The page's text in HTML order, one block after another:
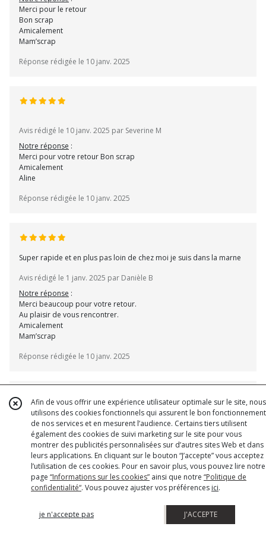
Merci pour le retour
Bon scrap
Amicalement
Mam’scrap
Réponse rédigée le 10 janv. 2025
Avis rédigé le 10 janv. 2025 par Severine M
Notre réponse :
Merci pour votre retour Bon scrap
Amicalement
Aline
Réponse rédigée le 10 janv. 2025
Super rapide et en plus pas loin de chez moi je suis dans la marne
Avis rédigé le 1 janv. 2025 par Danièle B
Notre réponse :
Merci beaucoup pour votre retour.
Au plaisir de vous rencontrer.
Amicalement
Mam’scrap
Réponse rédigée le 10 janv. 2025
Commande parfaite. C'était ma 1ere sur ce site
Produits bien emballés. Rien à redire.
Avis rédigé le 31 déc. 2024 par Véronique L
Notre réponse
:
Merci pour votre retour
Au plaisir de vous revoir.
Amicalement
Afin de vous offrir une expérience utilisateur optimale sur le site, nous
utilisons des cookies fonctionnels qui assurent le bon fonctionnement
de nos services et en mesurent l’audience. Certains tiers utilisent
également des cookies de suivi marketing sur le site pour vous
montrer des publicités personnalisées sur d’autres sites Web et dans
leurs applications. En cliquant sur le bouton “J’accepte” vous acceptez
l’utilisation de ces cookies. Pour en savoir plus, vous pouvez lire notre
page “Informations sur les cookies” ainsi que notre “Politique de
confidentialité“. Vous pouvez ajuster vos préférences ici.
je n'accepte pas J'ACCEPTE